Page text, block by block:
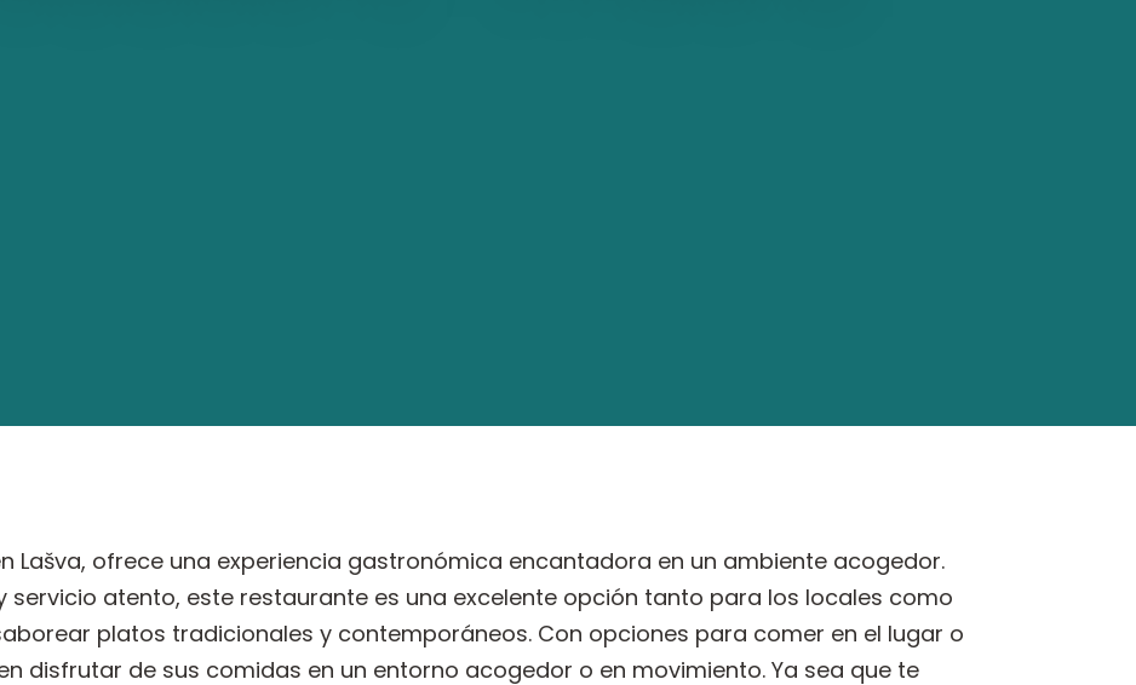
Lašva, ofrece una experiencia gastronómica encantadora en un ambiente acogedor.
servicio atento, este restaurante es una excelente opción tanto para los locales como
platos tradicionales y contemporáneos. Con opciones para comer en el lugar o
disfrutar de sus comidas en un entorno acogedor o en movimiento. Ya sea que te